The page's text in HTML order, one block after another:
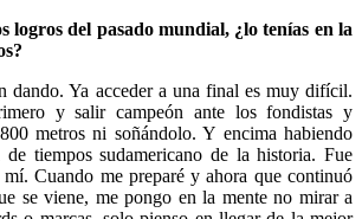
logros del pasado mundial, ¿lo tenías en la
dando. Ya acceder a una final es muy difícil.
y salir campeón ante los fondistas y
metros ni soñándolo. Y encima habiendo
de tiempos sudamericano de la historia. Fue
mí. Cuando me preparé y ahora que continuó
se viene, me pongo en la mente no mirar a